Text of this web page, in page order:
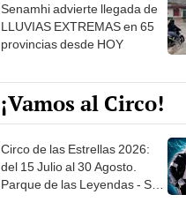
Senamhi advierte llegada de
LLUVIAS EXTREMAS en 65
provincias desde HOY
¡Vamos al Circo!
Circo de las Estrellas 2026:
del 15 Julio al 30 Agosto.
Parque de las Leyendas - San